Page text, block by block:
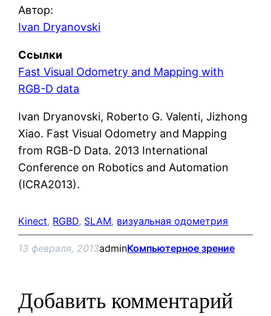
Автор:
Ivan Dryanovski
Ссылки
Fast Visual Odometry and Mapping with
RGB-D data
Ivan Dryanovski, Roberto G. Valenti, Jizhong
Xiao. Fast Visual Odometry and Mapping
from RGB-D Data. 2013 International
Conference on Robotics and Automation
(ICRA2013).
Kinect, RGBD, SLAM, визуальная одометрия
13 февраля, 2013adminКомпьютерное зрение
Добавить комментарий